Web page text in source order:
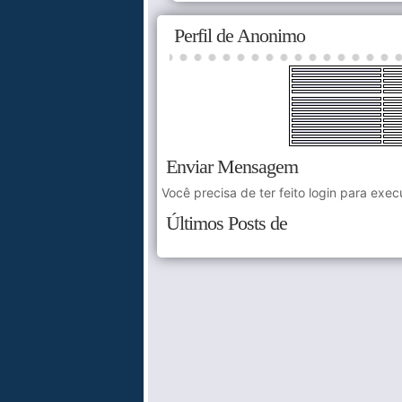
Perfil de Anonimo
Enviar Mensagem
Você precisa de ter feito login para
Últimos Posts de